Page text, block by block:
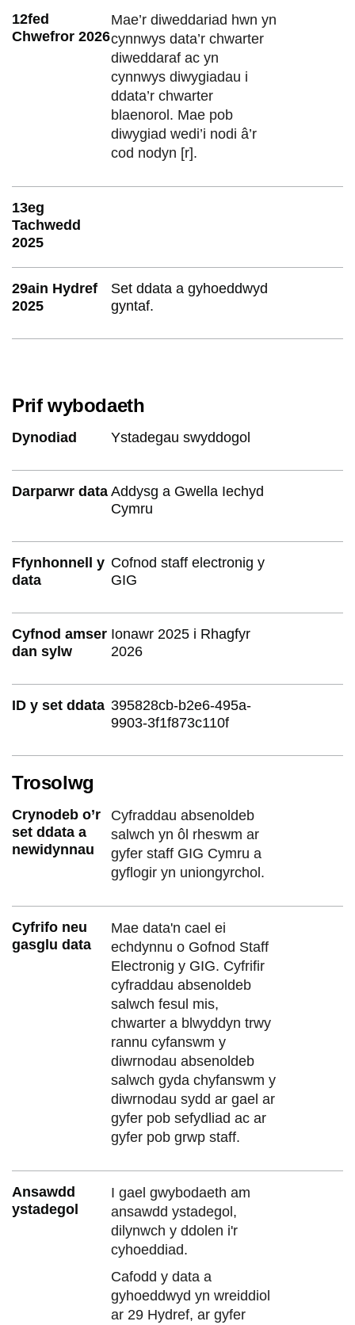
12fed
Chwefror 2026
Mae’r diweddariad hwn yn
cynnwys data’r chwarter
diweddaraf ac yn
cynnwys diwygiadau i
ddata’r chwarter
blaenorol. Mae pob
diwygiad wedi’i nodi â’r
cod nodyn [r].
13eg
Tachwedd
2025
29ain Hydref
2025
Set ddata a gyhoeddwyd
gyntaf.
Prif wybodaeth
Dynodiad Ystadegau swyddogol
Darparwr data Addysg a Gwella Iechyd
Cymru
Ffynhonnell y
data
Cofnod staff electronig y
GIG
Cyfnod amser
dan sylw
Ionawr 2025 i Rhagfyr
2026
ID y set ddata 395828cb-b2e6-495a-
9903-3f1f873c110f
Trosolwg
Crynodeb o’r
set ddata a
newidynnau
Cyfraddau absenoldeb
salwch yn ôl rheswm ar
gyfer staff GIG Cymru a
gyflogir yn uniongyrchol.
Cyfrifo neu
gasglu data
Mae data'n cael ei
echdynnu o Gofnod Staff
Electronig y GIG. Cyfrifir
cyfraddau absenoldeb
salwch fesul mis,
chwarter a blwyddyn trwy
rannu cyfanswm y
diwrnodau absenoldeb
salwch gyda chyfanswm y
diwrnodau sydd ar gael ar
gyfer pob sefydliad ac ar
gyfer pob grwp staff.
Ansawdd
ystadegol
I gael gwybodaeth am
ansawdd ystadegol,
dilynwch y ddolen i'r
cyhoeddiad.
Cafodd y data a
gyhoeddwyd yn wreiddiol
ar 29 Hydref, ar gyfer